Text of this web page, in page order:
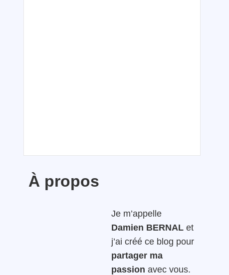
À propos
Je m’appelle
Damien BERNAL et
j’ai créé ce blog pour
partager ma
passion avec vous.